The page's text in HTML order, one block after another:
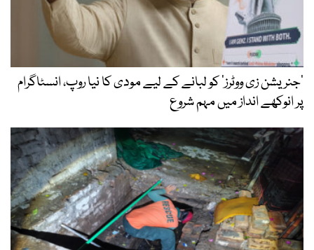
’جنریشن زی ووٹرز‘ کو لبانے کے لیے مودی کا نیا روپ، انسٹاگرام
پر انوکھے انداز میں مہم شروع